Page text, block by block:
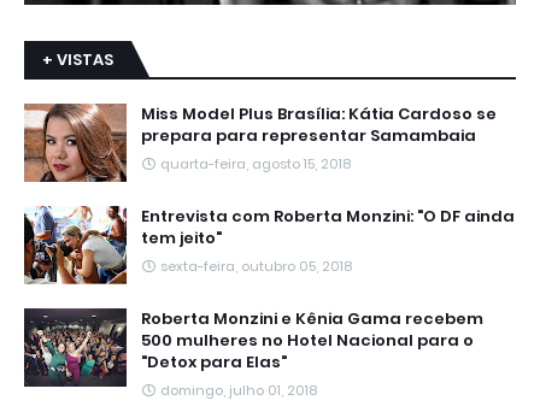
+ VISTAS
Miss Model Plus Brasília: Kátia Cardoso se
prepara para representar Samambaia
quarta-feira, agosto 15, 2018
Entrevista com Roberta Monzini: "O DF ainda
tem jeito"
sexta-feira, outubro 05, 2018
Roberta Monzini e Kênia Gama recebem
500 mulheres no Hotel Nacional para o
"Detox para Elas"
domingo, julho 01, 2018